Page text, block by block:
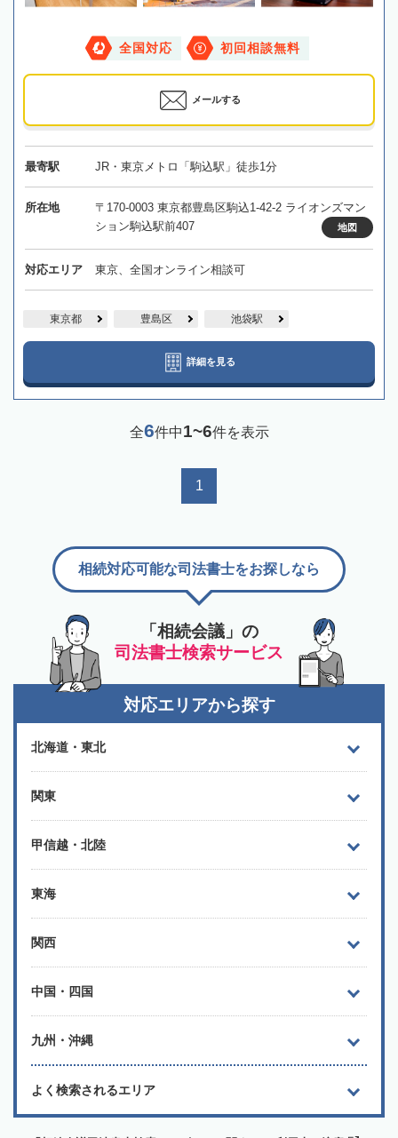
全国対応 初回相談無料
メールする
最寄駅 JR・東京メトロ「駒込駅」徒歩1分
所在地
〒170-0003 東京都豊島区駒込1-42-2 ライオンズマン
ション駒込駅前407
地図
対応エリア 東京、全国オンライン相談可
東京都 豊島区 池袋駅
詳細を見る
全6件中1~6件を表示
1
「相続会議」の
司法書士検索サービス
相続対応可能な司法書士をお探しなら
対応エリアから探す
北海道・東北
関東
甲信越・北陸
東海
関西
中国・四国
九州・沖縄
よく検索されるエリア